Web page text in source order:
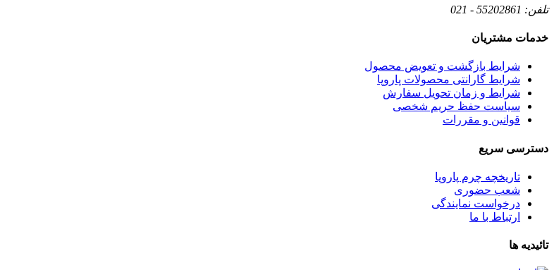
تلفن:
خدمات مشتریان
شرایط بازگشت و تعویض محصول
شرایط گارانتی محصولات پاروپا
شرایط و زمان تحویل سفارش
سیاست حفظ حریم شخصی
قوانین و مقررات
دسترسی سریع
تاریخچه چرم پاروپا
شعب حضوری
درخواست نمایندگی
ارتباط با ما
تائیدیه ها